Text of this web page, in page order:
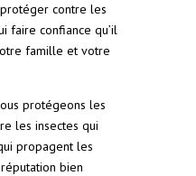
contre les
faire confiance qu’il
famille et votre
protégeons les
les insectes qui
propagent les
bien